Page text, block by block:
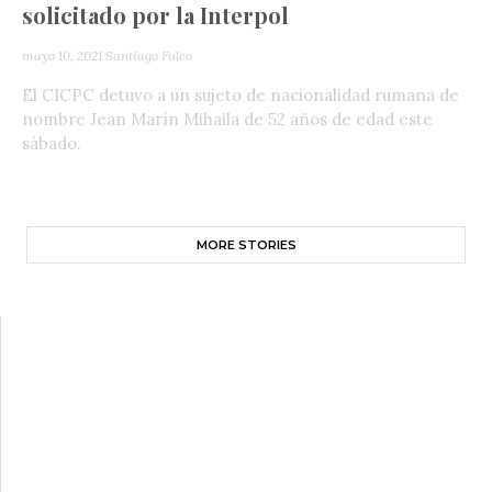
solicitado por la Interpol
mayo 10, 2021 Santiago Fulco
El CICPC detuvo a un sujeto de nacionalidad rumana de
nombre Jean Marín Mihaila de 52 años de edad este
sábado.
MORE STORIES